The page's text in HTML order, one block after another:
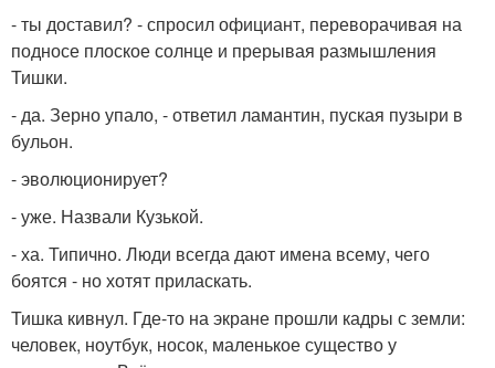
- ты доставил? - спросил официант, переворачивая на
подносе плоское солнце и прерывая размышления
Тишки.
- да. Зерно упало, - ответил ламантин, пуская пузыри в
бульон.
- эволюционирует?
- уже. Назвали Кузькой.
- ха. Типично. Люди всегда дают имена всему, чего
боятся - но хотят приласкать.
Тишка кивнул. Где-то на экране прошли кадры с земли:
человек, ноутбук, носок, маленькое существо у